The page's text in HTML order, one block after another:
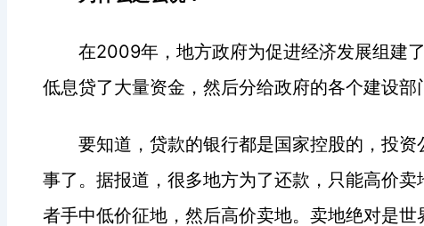
在2009年，地方政府为促进经济发展组建
低息贷了大量资金，然后分给政府的各个建设部
要知道，贷款的银行都是国家控股的，投
事了。据报道，很多地方为了还款，只能高价
者手中低价征地，然后高价卖地。卖地绝对是